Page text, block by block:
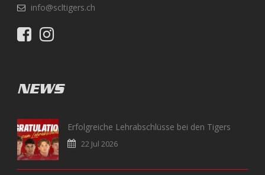
info@scltigers.ch
NEWS
Erfolgreiche Lehrabschlüsse bei den Tigers
22 Jul 2026